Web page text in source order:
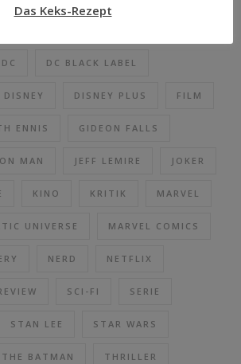
DC DC BLACK LABEL
DISNEY DISNEY PLUS FILM
ENNIS GIDEON FALLS
MAN JEFF LEMIRE JOKER
KINO KRITIK MARVEL
UNIVERSE MARVEL COMICS
NERD NETFLIX
SCI-FI SERIE
STAN LEE STAR WARS
THE BATMAN THRILLER
Das Keks-Rezept